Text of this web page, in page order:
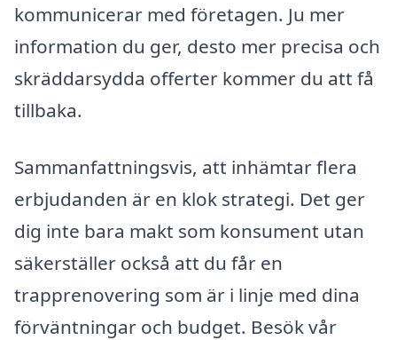
kommunicerar med företagen. Ju mer
information du ger, desto mer precisa och
skräddarsydda offerter kommer du att få
tillbaka.
Sammanfattningsvis, att inhämtar flera
erbjudanden är en klok strategi. Det ger
dig inte bara makt som konsument utan
säkerställer också att du får en
trapprenovering som är i linje med dina
förväntningar och budget. Besök vår